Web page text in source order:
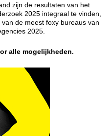
zijn de resultaten van het
2025 integraal te vinden,
de meest foxy bureaus van
2025.
alle mogelijkheden.